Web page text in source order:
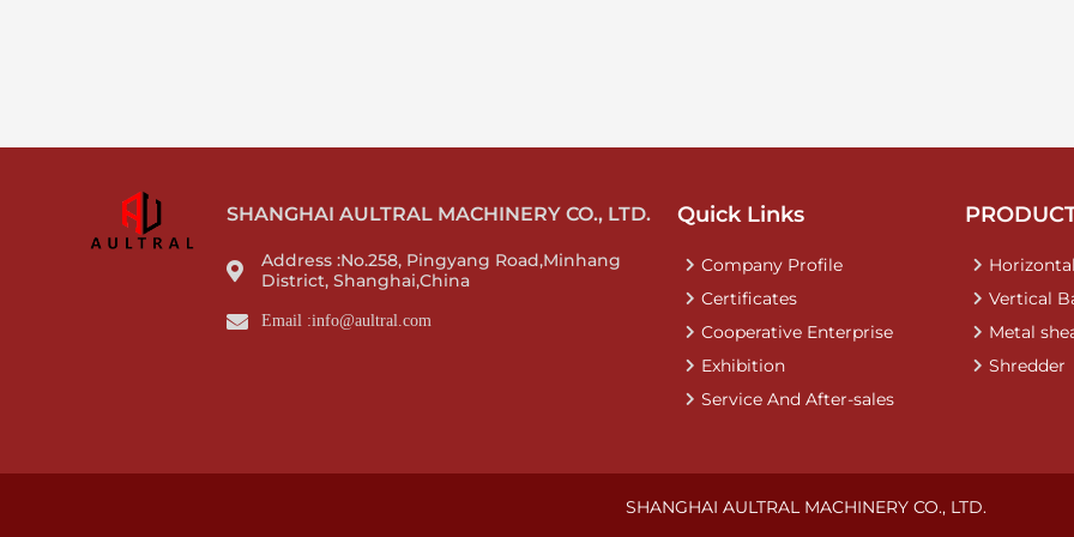
SHANGHAI AULTRAL MACHINERY CO., LTD.
Address :No.258, Pingyang Road,Minhang
District, Shanghai,China
Email :info@aultral.com
Quick Links
Company Profile
Certificates
Cooperative Enterprise
Exhibition
Service And After-sales
Vertical
Metal
Shredder
SHANGHAI AULTRAL MACHINERY CO., LTD.